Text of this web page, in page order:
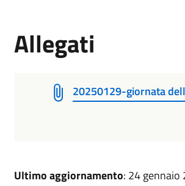
Allegati
20250129-giornata
Ultimo aggiornamento: 24